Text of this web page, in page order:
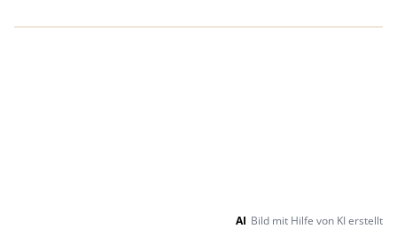
AI Bild mit Hilfe von KI erstellt